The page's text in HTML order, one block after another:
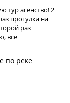
тур агенство! 2
прогулка на
раз
все